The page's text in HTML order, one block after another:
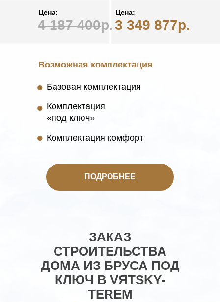
4 187 400р.3 349 877р.
Цена: Цена:
Возможная комплектация
Базовая комплектация
Комплектация комфорт
Комплектация
«под ключ»
•
•
•
ПОДРОБНЕЕ
ЗАКАЗ
СТРОИТЕЛЬСТВА
ДОМА ИЗ БРУСА ПОД
КЛЮЧ В VЯTSKY-
TEREM